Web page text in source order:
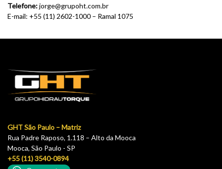
Telefone:jorge@grupoht.com.br
E-mail: +55 (11) 2602-1000 – Ramal 1075
GHT São Paulo – Matriz
Rua Padre Raposo, 1.118 – Alto da Mooca
Mooca, São Paulo - SP
+55 (11) 3540-0894